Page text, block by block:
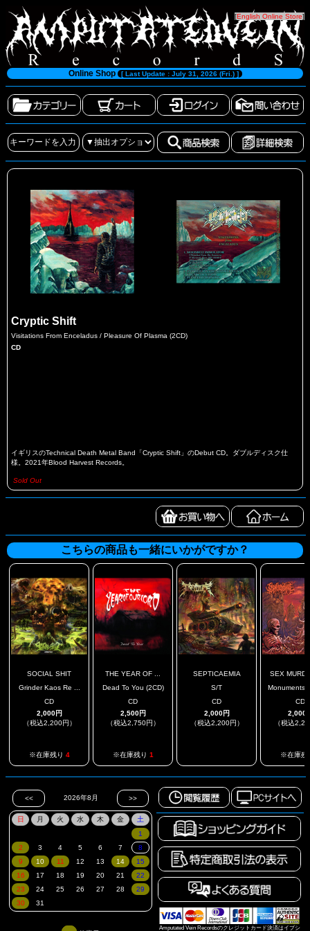
[English Online Store]
Online Shop [ Last Update : July 31, 2026 (Fri.) ]
Cryptic Shift
Visitations From Enceladus / Pleasure Of Plasma (2CD)
CD
イギリスのTechnical Death Metal Band「Cryptic Shift」のDebut CD。ダブルディスク仕
様。2021年Blood Harvest Records。
Sold Out
こちらの商品も一緒にいかがですか？
SOCIAL SHIT
Grinder Kaos Re ...
CD
2,000円
（税込2,200円）
※在庫残り 4
THE YEAR OF ...
Dead To You (2CD)
CD
2,500円
（税込2,750円）
※在庫残り 1
SEPTICAEMIA
S/T
CD
2,000円
（税込2,200円）
SEX
Monuments
CD
2,000
（税込
※在庫残
Amputated Vein Recordsのクレジットカード決済はイプシ